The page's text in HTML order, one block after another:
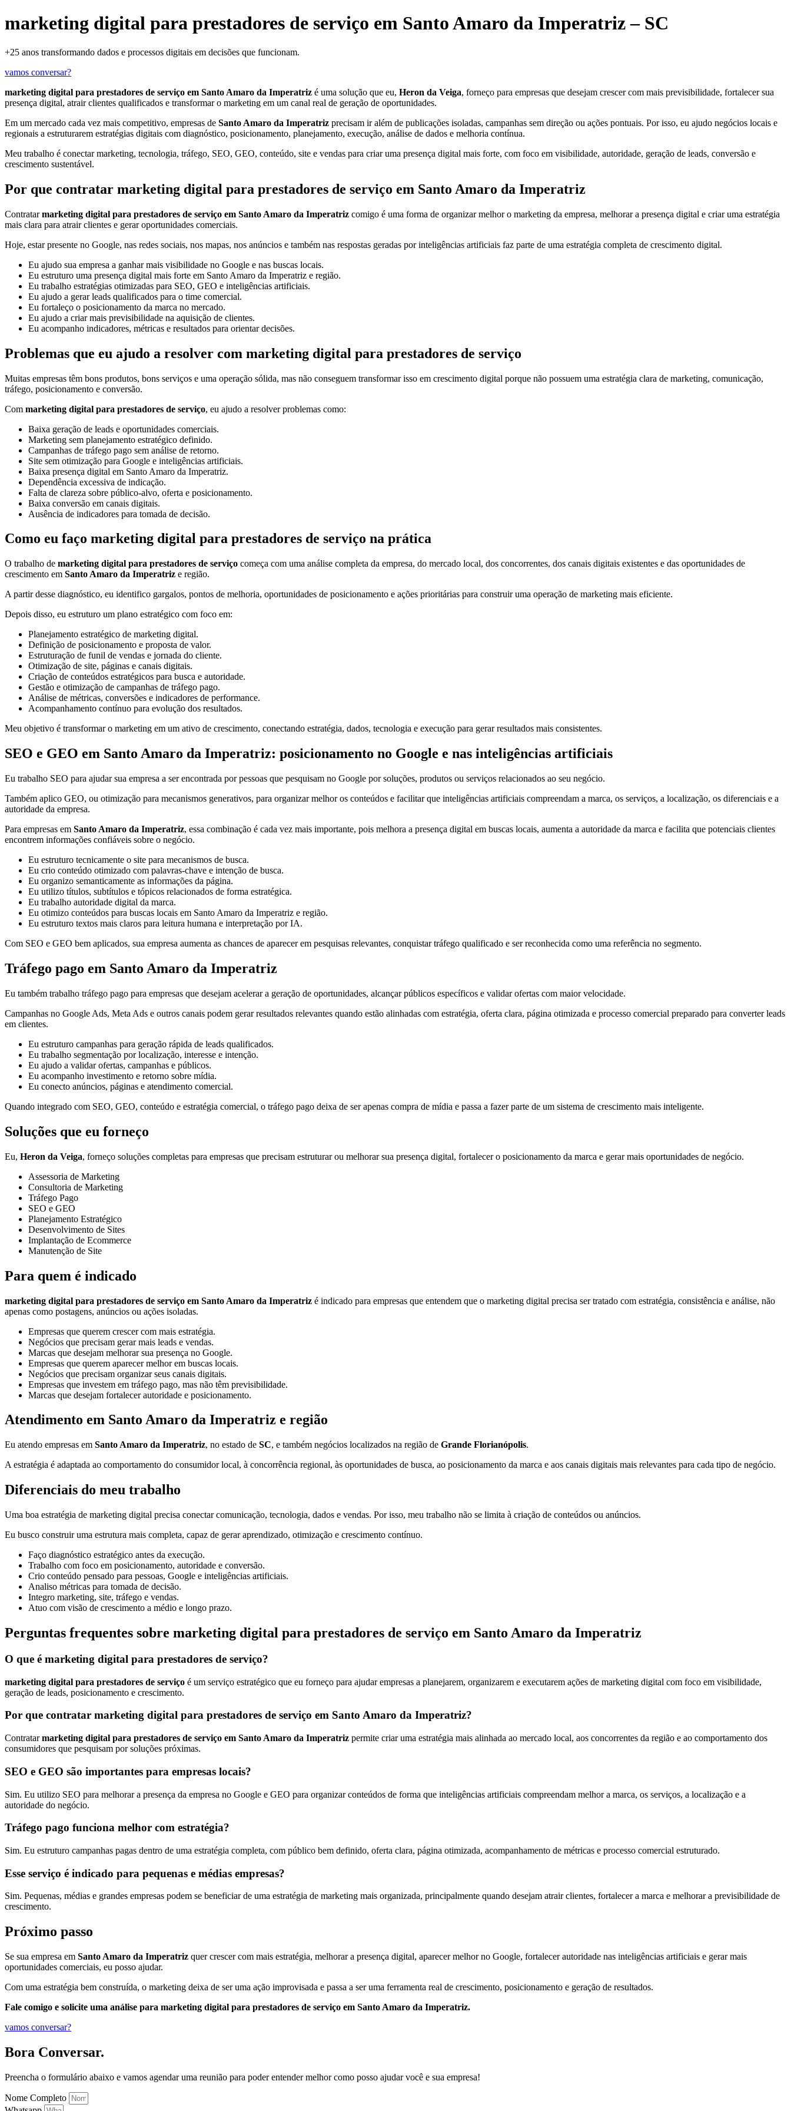
marketing digital para prestadores de serviço em Santo Amaro da Imperatriz – SC
+25 anos transformando dados e processos digitais em decisões que funcionam.
vamos conversar?
marketing digital para prestadores de serviço em Santo Amaro da Imperatriz é uma solução que eu, Heron da Veiga, forneço para empresas que desejam crescer com mais previsibilidade, fortalecer sua
presença digital, atrair clientes qualificados e transformar o marketing em um canal real de geração de oportunidades.
Em um mercado cada vez mais competitivo, empresas de Santo Amaro da Imperatriz precisam ir além de publicações isoladas, campanhas sem direção ou ações pontuais. Por isso, eu ajudo negócios locais e
regionais a estruturarem estratégias digitais com diagnóstico, posicionamento, planejamento, execução, análise de dados e melhoria contínua.
Meu trabalho é conectar marketing, tecnologia, tráfego, SEO, GEO, conteúdo, site e vendas para criar uma presença digital mais forte, com foco em visibilidade, autoridade, geração de leads, conversão e
crescimento sustentável.
Por que contratar marketing digital para prestadores de serviço em Santo Amaro da Imperatriz
Contratarmarketing digital para prestadores de serviço em Santo Amaro da Imperatriz comigo é uma forma de organizar melhor o marketing da empresa, melhorar a presença digital e criar uma estratégia
mais clara para atrair clientes e gerar oportunidades comerciais.
Hoje, estar presente no Google, nas redes sociais, nos mapas, nos anúncios e também nas respostas geradas por inteligências artificiais faz parte de uma estratégia completa de crescimento digital.
Eu ajudo sua empresa a ganhar mais visibilidade no Google e nas buscas locais.
Eu estruturo uma presença digital mais forte em Santo Amaro da Imperatriz e região.
Eu trabalho estratégias otimizadas para SEO, GEO e inteligências artificiais.
Eu ajudo a gerar leads qualificados para o time comercial.
Eu fortaleço o posicionamento da marca no mercado.
Eu ajudo a criar mais previsibilidade na aquisição de clientes.
Eu acompanho indicadores, métricas e resultados para orientar decisões.
Problemas que eu ajudo a resolver com marketing digital para prestadores de serviço
Muitas empresas têm bons produtos, bons serviços e uma operação sólida, mas não conseguem transformar isso em crescimento digital porque não possuem uma estratégia clara de marketing, comunicação,
tráfego, posicionamento e conversão.
Com marketing digital para prestadores de serviço, eu ajudo a resolver problemas como:
Baixa geração de leads e oportunidades comerciais.
Marketing sem planejamento estratégico definido.
Campanhas de tráfego pago sem análise de retorno.
Site sem otimização para Google e inteligências artificiais.
Baixa presença digital em Santo Amaro da Imperatriz.
Dependência excessiva de indicação.
Falta de clareza sobre público-alvo, oferta e posicionamento.
Baixa conversão em canais digitais.
Ausência de indicadores para tomada de decisão.
Como eu faço marketing digital para prestadores de serviço na prática
O trabalho de marketing digital para prestadores de serviço começa com uma análise completa da empresa, do mercado local, dos concorrentes, dos canais digitais existentes e das oportunidades de
crescimento em Santo Amaro da Imperatriz e região.
A partir desse diagnóstico, eu identifico gargalos, pontos de melhoria, oportunidades de posicionamento e ações prioritárias para construir uma operação de marketing mais eficiente.
Depois disso, eu estruturo um plano estratégico com foco em:
Planejamento estratégico de marketing digital.
Definição de posicionamento e proposta de valor.
Estruturação de funil de vendas e jornada do cliente.
Otimização de site, páginas e canais digitais.
Criação de conteúdos estratégicos para busca e autoridade.
Gestão e otimização de campanhas de tráfego pago.
Análise de métricas, conversões e indicadores de performance.
Acompanhamento contínuo para evolução dos resultados.
Meu objetivo é transformar o marketing em um ativo de crescimento, conectando estratégia, dados, tecnologia e execução para gerar resultados mais consistentes.
SEO e GEO em Santo Amaro da Imperatriz: posicionamento no Google e nas inteligências artificiais
Eu trabalho SEO para ajudar sua empresa a ser encontrada por pessoas que pesquisam no Google por soluções, produtos ou serviços relacionados ao seu negócio.
Também aplico GEO, ou otimização para mecanismos generativos, para organizar melhor os conteúdos e facilitar que inteligências artificiais compreendam a marca, os serviços, a localização, os diferenciais e a
autoridade da empresa.
Para empresas em Santo Amaro da Imperatriz, essa combinação é cada vez mais importante, pois melhora a presença digital em buscas locais, aumenta a autoridade da marca e facilita que potenciais clientes
encontrem informações confiáveis sobre o negócio.
Eu estruturo tecnicamente o site para mecanismos de busca.
Eu crio conteúdo otimizado com palavras-chave e intenção de busca.
Eu organizo semanticamente as informações da página.
Eu utilizo títulos, subtítulos e tópicos relacionados de forma estratégica.
Eu trabalho autoridade digital da marca.
Eu otimizo conteúdos para buscas locais em Santo Amaro da Imperatriz e região.
Eu estruturo textos mais claros para leitura humana e interpretação por IA.
Com SEO e GEO bem aplicados, sua empresa aumenta as chances de aparecer em pesquisas relevantes, conquistar tráfego qualificado e ser reconhecida como uma referência no segmento.
Tráfego pago em Santo Amaro da Imperatriz
Eu também trabalho tráfego pago para empresas que desejam acelerar a geração de oportunidades, alcançar públicos específicos e validar ofertas com maior velocidade.
Campanhas no Google Ads, Meta Ads e outros canais podem gerar resultados relevantes quando estão alinhadas com estratégia, oferta clara, página otimizada e processo comercial preparado para converter leads
em clientes.
Eu estruturo campanhas para geração rápida de leads qualificados.
Eu trabalho segmentação por localização, interesse e intenção.
Eu ajudo a validar ofertas, campanhas e públicos.
Eu acompanho investimento e retorno sobre mídia.
Eu conecto anúncios, páginas e atendimento comercial.
Quando integrado com SEO, GEO, conteúdo e estratégia comercial, o tráfego pago deixa de ser apenas compra de mídia e passa a fazer parte de um sistema de crescimento mais inteligente.
Soluções que eu forneço
Eu, Heron da Veiga, forneço soluções completas para empresas que precisam estruturar ou melhorar sua presença digital, fortalecer o posicionamento da marca e gerar mais oportunidades de negócio.
Assessoria de Marketing
Consultoria de Marketing
Tráfego Pago
SEO e GEO
Planejamento Estratégico
Desenvolvimento de Sites
Implantação de Ecommerce
Manutenção de Site
Para quem é indicado
marketing digital para prestadores de serviço em Santo Amaro da Imperatriz é indicado para empresas que entendem que o marketing digital precisa ser tratado com estratégia, consistência e análise, não
apenas como postagens, anúncios ou ações isoladas.
Empresas que querem crescer com mais estratégia.
Negócios que precisam gerar mais leads e vendas.
Marcas que desejam melhorar sua presença no Google.
Empresas que querem aparecer melhor em buscas locais.
Negócios que precisam organizar seus canais digitais.
Empresas que investem em tráfego pago, mas não têm previsibilidade.
Marcas que desejam fortalecer autoridade e posicionamento.
Atendimento em Santo Amaro da Imperatriz e região
Eu atendo empresas em Santo Amaro da Imperatriz, no estado de SC, e também negócios localizados na região de Grande Florianópolis.
A estratégia é adaptada ao comportamento do consumidor local, à concorrência regional, às oportunidades de busca, ao posicionamento da marca e aos canais digitais mais relevantes para cada tipo de negócio.
Diferenciais do meu trabalho
Uma boa estratégia de marketing digital precisa conectar comunicação, tecnologia, dados e vendas. Por isso, meu trabalho não se limita à criação de conteúdos ou anúncios.
Eu busco construir uma estrutura mais completa, capaz de gerar aprendizado, otimização e crescimento contínuo.
Faço diagnóstico estratégico antes da execução.
Trabalho com foco em posicionamento, autoridade e conversão.
Crio conteúdo pensado para pessoas, Google e inteligências artificiais.
Analiso métricas para tomada de decisão.
Integro marketing, site, tráfego e vendas.
Atuo com visão de crescimento a médio e longo prazo.
Perguntas frequentes sobre marketing digital para prestadores de serviço em Santo Amaro da Imperatriz
O que é marketing digital para prestadores de serviço?
marketing digital para prestadores de serviço é um serviço estratégico que eu forneço para ajudar empresas a planejarem, organizarem e executarem ações de marketing digital com foco em visibilidade,
geração de leads, posicionamento e crescimento.
Por que contratar marketing digital para prestadores de serviço em Santo Amaro da Imperatriz?
Contratarmarketing digital para prestadores de serviço em Santo Amaro da Imperatriz permite criar uma estratégia mais alinhada ao mercado local, aos concorrentes da região e ao comportamento dos
consumidores que pesquisam por soluções próximas.
SEO e GEO são importantes para empresas locais?
Sim. Eu utilizo SEO para melhorar a presença da empresa no Google e GEO para organizar conteúdos de forma que inteligências artificiais compreendam melhor a marca, os serviços, a localização e a
autoridade do negócio.
Tráfego pago funciona melhor com estratégia?
Sim. Eu estruturo campanhas pagas dentro de uma estratégia completa, com público bem definido, oferta clara, página otimizada, acompanhamento de métricas e processo comercial estruturado.
Esse serviço é indicado para pequenas e médias empresas?
Sim. Pequenas, médias e grandes empresas podem se beneficiar de uma estratégia de marketing mais organizada, principalmente quando desejam atrair clientes, fortalecer a marca e melhorar a previsibilidade de
crescimento.
Próximo passo
Se sua empresa em Santo Amaro da Imperatriz quer crescer com mais estratégia, melhorar a presença digital, aparecer melhor no Google, fortalecer autoridade nas inteligências artificiais e gerar mais
oportunidades comerciais, eu posso ajudar.
Com uma estratégia bem construída, o marketing deixa de ser uma ação improvisada e passa a ser uma ferramenta real de crescimento, posicionamento e geração de resultados.
Fale comigo e solicite uma análise para marketing digital para prestadores de serviço em Santo Amaro da Imperatriz.
vamos conversar?
Bora Conversar.
Preencha o formulário abaixo e vamos agendar uma reunião para poder entender melhor como posso ajudar você e sua empresa!
Nome Completo